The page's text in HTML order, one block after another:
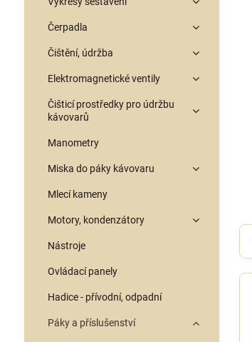
Čerpadla
Čištění, údržba
Elektromagnetické ventily
Čišticí prostředky pro údržbu
kávovarů
Manometry
Miska do páky kávovaru
Mlecí kameny
Motory, kondenzátory
Nástroje
Ovládací panely
Hadice - přívodní, odpadní
Páky a příslušenství